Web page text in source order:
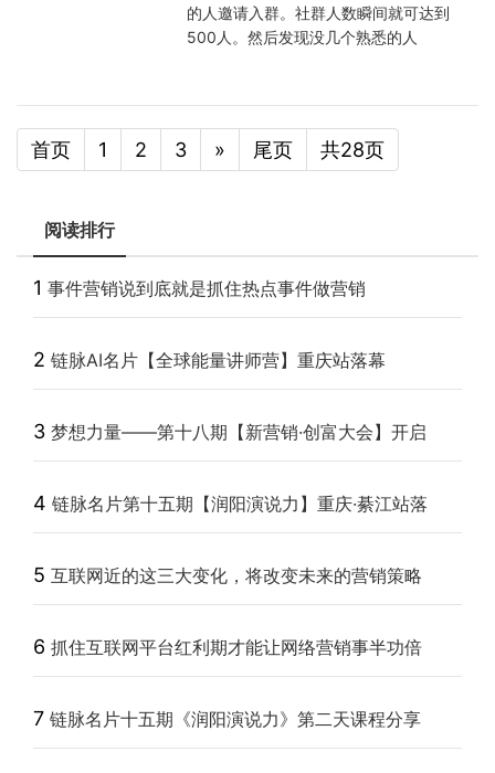
的人邀请入群。社群人数瞬间就可达到
500人。然后发现没几个熟悉的人
首页 1 2 3 » 尾页 共28页
阅读排行
1 事件营销说到底就是抓住热点事件做营销
2 链脉AI名片【全球能量讲师营】重庆站落幕
3 梦想力量——第十八期【新营销·创富大会】开启
4 链脉名片第十五期【润阳演说力】重庆·綦江站落
5 互联网近的这三大变化，将改变未来的营销策略
6 抓住互联网平台红利期才能让网络营销事半功倍
7 链脉名片十五期《润阳演说力》第二天课程分享